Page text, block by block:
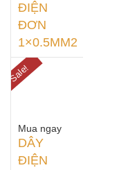
ĐIỆN
ĐƠN
1×0.5MM2
80,000
450,000
Sale!
Mua ngay
DÂY
ĐIỆN